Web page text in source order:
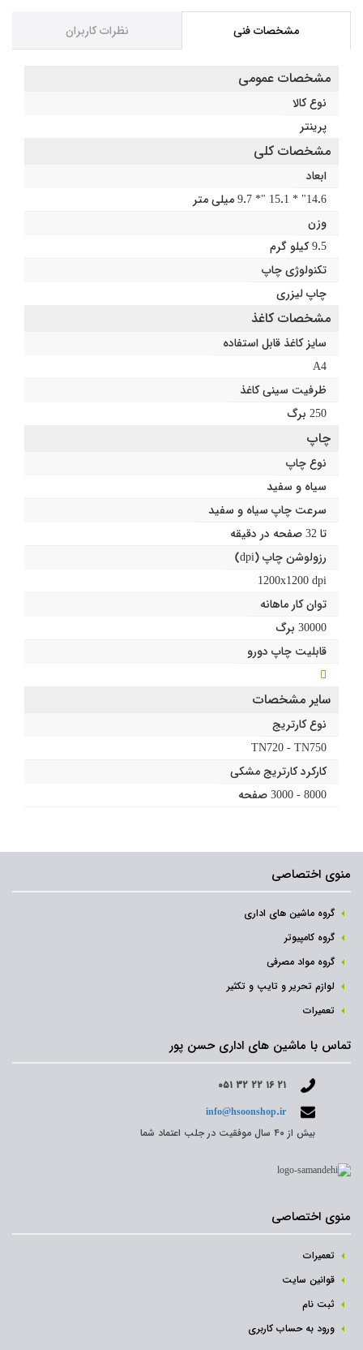
مشخصات فنی نظرات کاربران
مشخصات عمومی
نوع کالا
پرینتر
مشخصات کلی
ابعاد
14.6" * 15.1 "* 9.7 میلی‌ متر
وزن
9.5 کیلو گرم
تکنولوژی چاپ
چاپ لیزری
مشخصات کاغذ
سایز کاغذ قابل استفاده
A4
ظرفیت سینی کاغذ
250 برگ
چاپ
نوع چاپ
سیاه و سفید
سرعت چاپ سیاه و سفید
تا 32 صفحه در دقیقه
رزولوشن چاپ (dpi)
1200x1200 dpi
توان کار ماهانه
30000 برگ
قابلیت چاپ دورو
سایر مشخصات
نوع کارتریج
TN720 - TN750
کارکرد کارتریج مشکی
8000 - 3000 صفحه
منوی اختصاصی
گروه ماشین های اداری
گروه کامپیوتر
گروه مواد مصرفی
لوازم تحریر و تایپ و تکثیر
تعمیرات
تماس با ماشین های اداری حسن پور
۰۵۱ ۳۲ ۲۲ ۱۶ ۲۱
info@hsoonshop.ir
بیش از ۴۰ سال موفقیت در جلب اعتماد شما
منوی اختصاصی
تعمیرات
قوانین سایت
ثبت نام‌
ورود به حساب کاربری